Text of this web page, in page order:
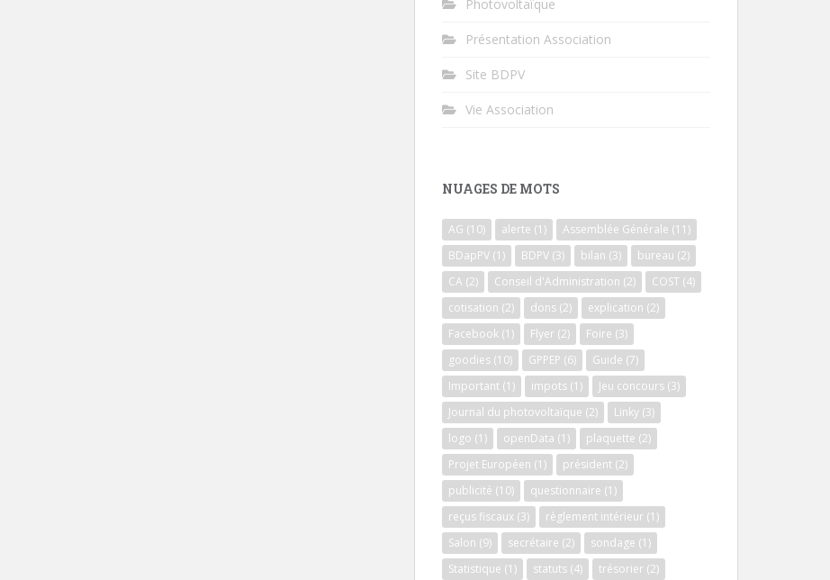
Photovoltaïque
Présentation Association
Site BDPV
Vie Association
NUAGES DE MOTS
AG (10) alerte (1) Assemblée Générale (11)
BDapPV (1) BDPV (3) bilan (3) bureau (2)
CA (2) Conseil d'Administration (2) COST (4)
cotisation (2) dons (2) explication (2)
Facebook (1) Flyer (2) Foire (3)
goodies (10) GPPEP (6) Guide (7)
Important (1) impots (1) Jeu concours (3)
Journal du photovoltaïque (2) Linky (3)
logo (1) openData (1) plaquette (2)
Projet Européen (1) président (2)
publicité (10) questionnaire (1)
reçus fiscaux (3) règlement intérieur (1)
Salon (9) secrétaire (2) sondage (1)
Statistique (1) statuts (4) trésorier (2)